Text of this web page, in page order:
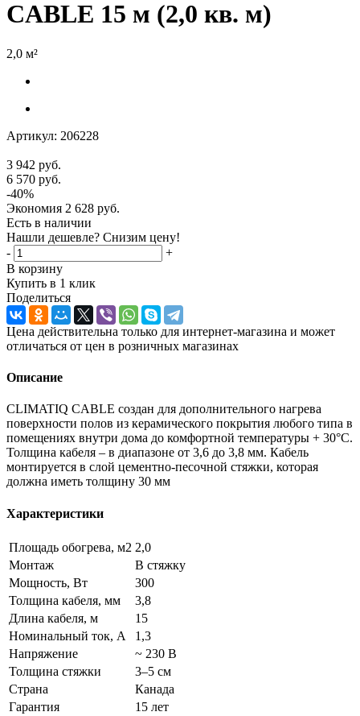
CABLE 15 м (2,0 кв. м)
2,0 м²
Артикул: 206228
3 942 руб.
6 570 руб.
-40%
Экономия 2 628 руб.
Есть в наличии
Нашли дешевле? Снизим цену!
-
+
В корзину
Купить в 1 клик
Поделиться
Цена действительна только для интернет-магазина и может
отличаться от цен в розничных магазинах
Описание
CLIMATIQ CABLE создан для дополнительного нагрева
поверхности полов из керамического покрытия любого типа в
помещениях внутри дома до комфортной температуры + 30°С.
Толщина кабеля – в диапазоне от 3,6 до 3,8 мм. Кабель
монтируется в слой цементно-песочной стяжки, которая
должна иметь толщину 30 мм
Характеристики
Площадь обогрева, м2 2,0
Монтаж
В стяжку
Мощность, Вт
300
Толщина кабеля, мм
3,8
Длина кабеля, м
15
Номинальный ток, А
1,3
Напряжение
~ 230 В
Толщина стяжки
3–5 см
Страна
Канада
Гарантия
15 лет